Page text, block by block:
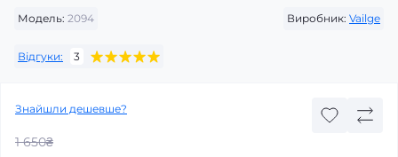
Модель: 2094 Виробник: Vailge
Відгуки: 3
Знайшли дешевше?
1 650₴